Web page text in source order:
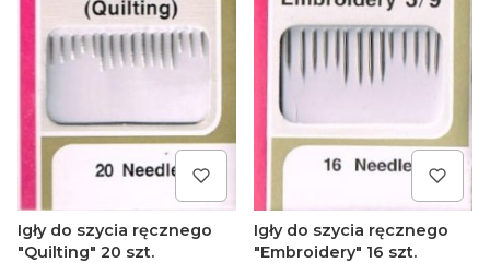
Igły do szycia ręcznego
"Quilting" 20 szt.
Igły do szycia ręcznego
"Embroidery" 16 szt.